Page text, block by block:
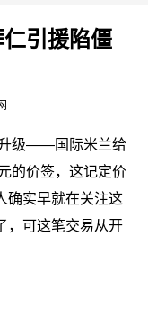
引援陷僵
级——国际米兰给
的价签，这记定价
确实早就在关注这
，可这笔交易从开